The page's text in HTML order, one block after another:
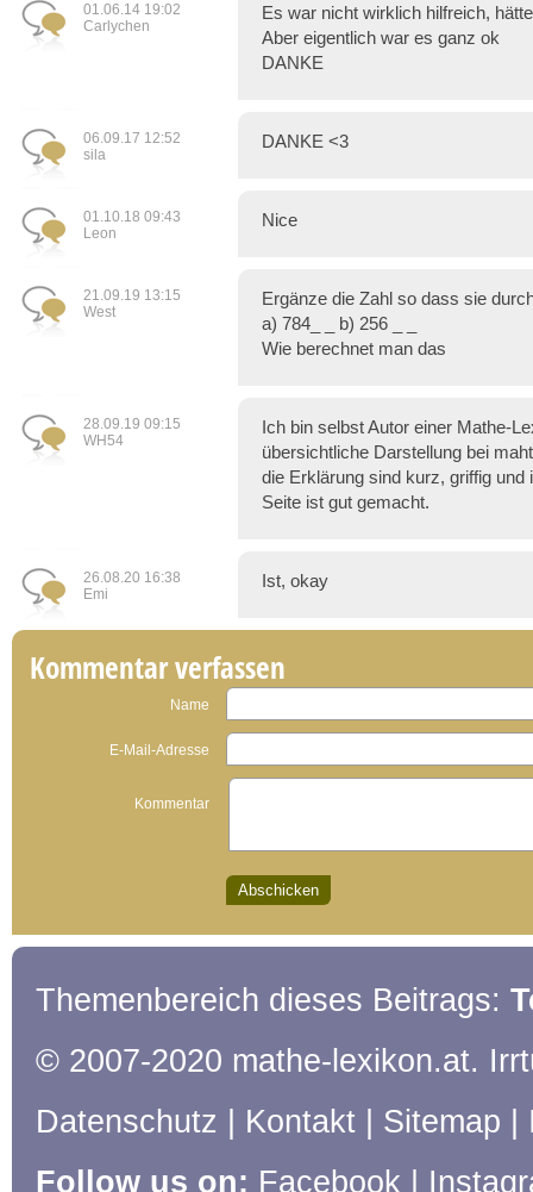
01.06.14 19:02
Carlychen
Es war nicht wirklich hilfreich,
Aber eigentlich war es ganz ok
DANKE
06.09.17 12:52
sila
DANKE <3
01.10.18 09:43
Leon
Nice
21.09.19 13:15
West
Ergänze die Zahl so dass sie
a) 784_ _ b) 256 _ _
Wie berechnet man das
28.09.19 09:15
WH54
Ich bin selbst Autor einer Mathe-
übersichtliche Darstellung bei
die Erklärung sind kurz, griffig
Seite ist gut gemacht.
26.08.20 16:38
Emi
Ist, okay
Kommentar verfassen
Name
E-Mail-Adresse
Kommentar
Themenbereich dieses Beitrags:
© 2007-2020 mathe-lexikon.at.
Datenschutz
Kontakt Sitemap
Follow us on: Facebook